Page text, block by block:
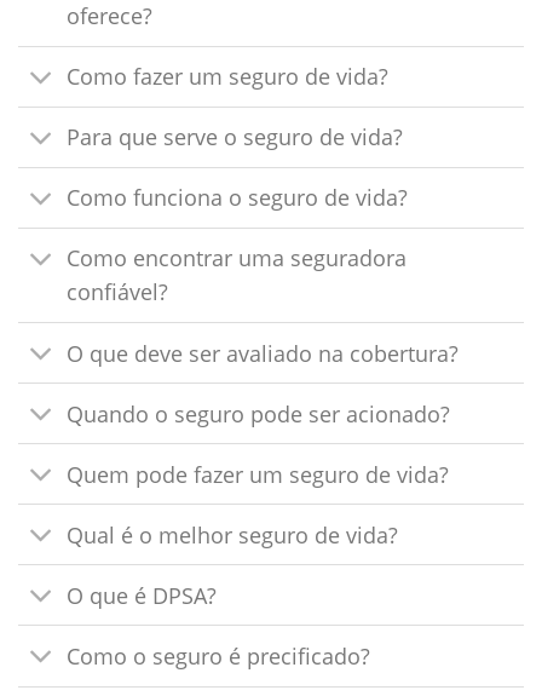
oferece?
Como fazer um seguro de vida?
Para que serve o seguro de vida?
Como funciona o seguro de vida?
Como encontrar uma seguradora
confiável?
O que deve ser avaliado na cobertura?
Quando o seguro pode ser acionado?
Quem pode fazer um seguro de vida?
Qual é o melhor seguro de vida?
O que é DPSA?
Como o seguro é precificado?